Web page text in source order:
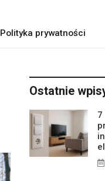
Polityka prywatności
Ostatnie
7